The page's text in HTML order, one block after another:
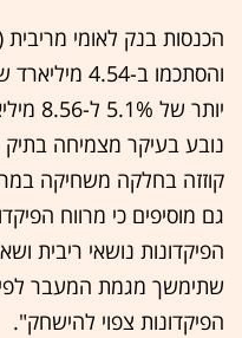
והסתכמו ב-
יותר
נובע בעיקר מצמיחה
קוזזה בחלקה משחיקה
גם מוסיפים כי מרווח
הפיקדונות נושאי ריבית
שתימשך מגמת המעבר
הפיקדונות צפוי להישחק".